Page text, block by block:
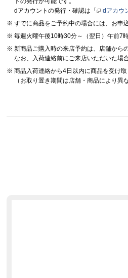
dアカウントの発行・確認は「
dアカウ
すでに商品をご予約中の場合には、お申
毎週火曜午後10時30分～（翌日）午前7
新商品ご購入時の来店予約は、店舗から
なお、入荷連絡前にご来店いただいた場
商品入荷連絡から4日以内に商品を受け
（お取り置き期間は店舗・商品により異